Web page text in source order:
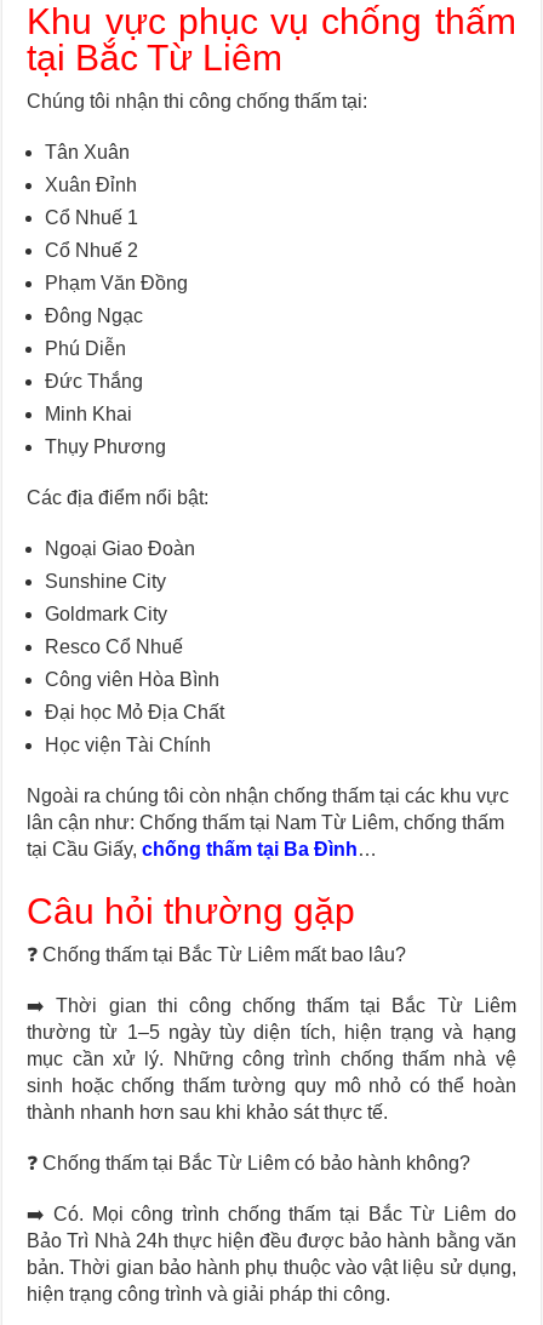
Khu vực phục vụ chống thấm
tại Bắc Từ Liêm
Chúng tôi nhận thi công chống thấm tại:
Tân Xuân
Xuân Đỉnh
Cổ Nhuế 1
Cổ Nhuế 2
Phạm Văn Đồng
Đông Ngạc
Phú Diễn
Đức Thắng
Minh Khai
Thụy Phương
Các địa điểm nổi bật:
Ngoại Giao Đoàn
Sunshine City
Goldmark City
Resco Cổ Nhuế
Công viên Hòa Bình
Đại học Mỏ Địa Chất
Học viện Tài Chính
Ngoài ra chúng tôi còn nhận chống thấm tại các khu vực
lân cận như: Chống thấm tại Nam Từ Liêm, chống thấm
tại Cầu Giấy,chống thấm tại Ba Đình…
Câu hỏi thường gặp
❓ Chống thấm tại Bắc Từ Liêm mất bao lâu?
➡️ Thời gian thi công chống thấm tại Bắc Từ Liêm
thường từ 1–5 ngày tùy diện tích, hiện trạng và hạng
mục cần xử lý. Những công trình chống thấm nhà vệ
sinh hoặc chống thấm tường quy mô nhỏ có thể hoàn
thành nhanh hơn sau khi khảo sát thực tế.
❓ Chống thấm tại Bắc Từ Liêm có bảo hành không?
➡️ Có. Mọi công trình chống thấm tại Bắc Từ Liêm do
Bảo Trì Nhà 24h thực hiện đều được bảo hành bằng văn
bản. Thời gian bảo hành phụ thuộc vào vật liệu sử dụng,
hiện trạng công trình và giải pháp thi công.